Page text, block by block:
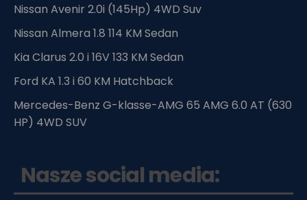
Nissan Avenir 2.0i (145Hp) 4WD Suv
Nissan Almera 1.8 114 KM Sedan
Kia Clarus 2.0 i 16V 133 KM Sedan
Ford KA 1.3 i 60 KM Hatchback
Mercedes-Benz G-klasse-AMG 65 AMG 6.0 AT (630
HP) 4WD SUV
Nasze social media: